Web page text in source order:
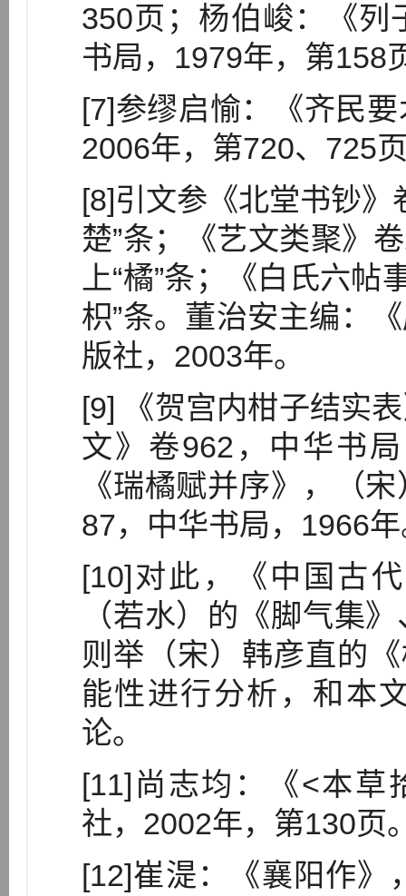
350页；杨伯峻：《列
书局，1979年，第158
[7]参缪启愉：《齐民
2006年，第720、725
[8]引文参《北堂书钞》
楚”条；《艺文类聚》
上“橘”条；《白氏六帖
枳”条。董治安主编：
版社，2003年。
[9] 《贺宫内柑子结实
文》卷962，中华书
《瑞橘赋并序》，（
87，中华书局，1966
[10]对此，《中国古
（若水）的《脚气集
则举（宋）韩彦直的
能性进行分析，和本
论。
[11]尚志均：《<本草
社，2002年，第130页
[12]崔湜：《襄阳作》